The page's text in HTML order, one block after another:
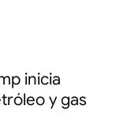
inicia
y gas